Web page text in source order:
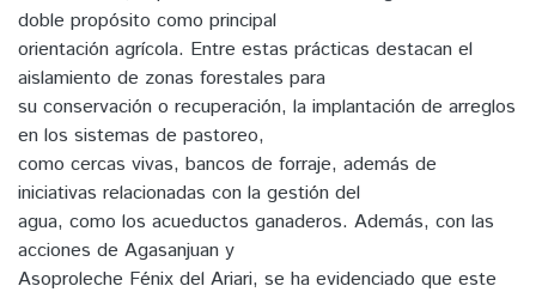
doble propósito como principal
orientación agrícola. Entre estas prácticas destacan el
aislamiento de zonas forestales para
su conservación o recuperación, la implantación de arreglos
en los sistemas de pastoreo,
como cercas vivas, bancos de forraje, además de
iniciativas relacionadas con la gestión del
agua, como los acueductos ganaderos. Además, con las
acciones de Agasanjuan y
Asoproleche Fénix del Ariari, se ha evidenciado que este